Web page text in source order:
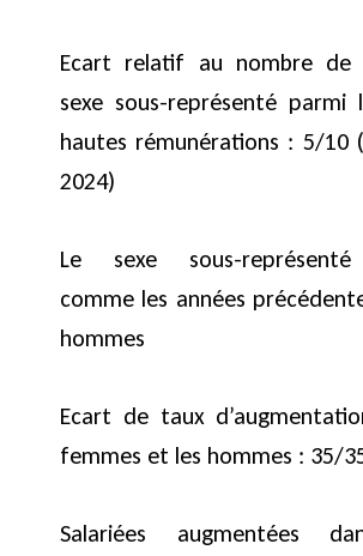
Ecart relatif au nombre de
sexe sous-représenté parmi
hautes rémunérations : 5/10
2024)
Le sexe sous-représenté
comme les années
hommes
Ecart de taux
femmes et les hommes : 35/
Salariées augmentées